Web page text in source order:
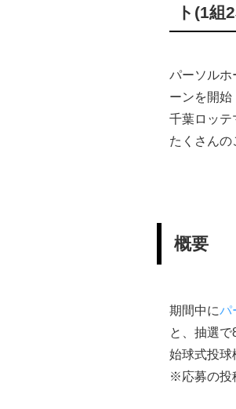
ト(1組
パーソルホ
ーンを開
千葉ロッテ
たくさんの
概要
期間中にパ
と、抽選
始球式投球
※応募の投